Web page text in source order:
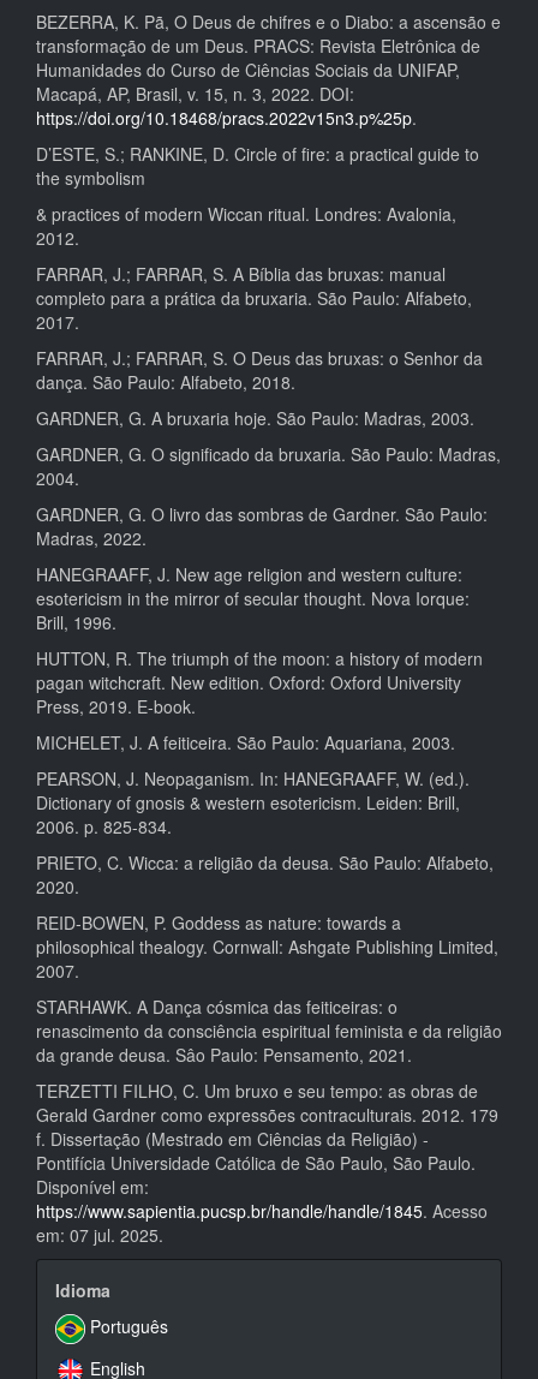
BEZERRA, K. Pã, O Deus de chifres e o Diabo: a ascensão e
transformação de um Deus. PRACS: Revista Eletrônica de
Humanidades do Curso de Ciências Sociais da UNIFAP,
Macapá, AP, Brasil, v. 15, n. 3, 2022. DOI:
https://doi.org/10.18468/pracs.2022v15n3.p%25p.
D’ESTE, S.; RANKINE, D. Circle of fire: a practical guide to
the symbolism
& practices of modern Wiccan ritual. Londres: Avalonia,
2012.
FARRAR, J.; FARRAR, S. A Bíblia das bruxas: manual
completo para a prática da bruxaria. São Paulo: Alfabeto,
2017.
FARRAR, J.; FARRAR, S. O Deus das bruxas: o Senhor da
dança. São Paulo: Alfabeto, 2018.
GARDNER, G. A bruxaria hoje. São Paulo: Madras, 2003.
GARDNER, G. O significado da bruxaria. São Paulo: Madras,
2004.
GARDNER, G. O livro das sombras de Gardner. São Paulo:
Madras, 2022.
HANEGRAAFF, J. New age religion and western culture:
esotericism in the mirror of secular thought. Nova Iorque:
Brill, 1996.
HUTTON, R. The triumph of the moon: a history of modern
pagan witchcraft. New edition. Oxford: Oxford University
Press, 2019. E-book.
MICHELET, J. A feiticeira. São Paulo: Aquariana, 2003.
PEARSON, J. Neopaganism. In: HANEGRAAFF, W. (ed.).
Dictionary of gnosis & western esotericism. Leiden: Brill,
2006. p. 825-834.
PRIETO, C. Wicca: a religião da deusa. São Paulo: Alfabeto,
2020.
REID-BOWEN, P. Goddess as nature: towards a
philosophical thealogy. Cornwall: Ashgate Publishing Limited,
2007.
STARHAWK. A Dança cósmica das feiticeiras: o
renascimento da consciência espiritual feminista e da religião
da grande deusa. Sâo Paulo: Pensamento, 2021.
TERZETTI FILHO, C. Um bruxo e seu tempo: as obras de
Gerald Gardner como expressões contraculturais. 2012. 179
f. Dissertação (Mestrado em Ciências da Religião) -
Pontifícia Universidade Católica de São Paulo, São Paulo.
Disponível em:
https://www.sapientia.pucsp.br/handle/handle/1845. Acesso
em: 07 jul. 2025.
idioma
Idioma
Português
English